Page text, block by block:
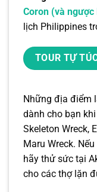
Coron (và
lịch Philippines
TOUR TỰ
Những địa điểm
dành cho bạn
Skeleton Wreck,
Maru Wreck.
hãy thử sức tại
cho các thợ lặn